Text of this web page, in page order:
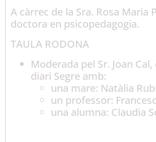
A càrrec de la Sra. Rosa Maria
doctora en psicopedagogia.
TAULA RODONA
Moderada pel Sr. Joan
diari Segre amb:
una mare: Natàlia
un professor:
una alumna: Claudia